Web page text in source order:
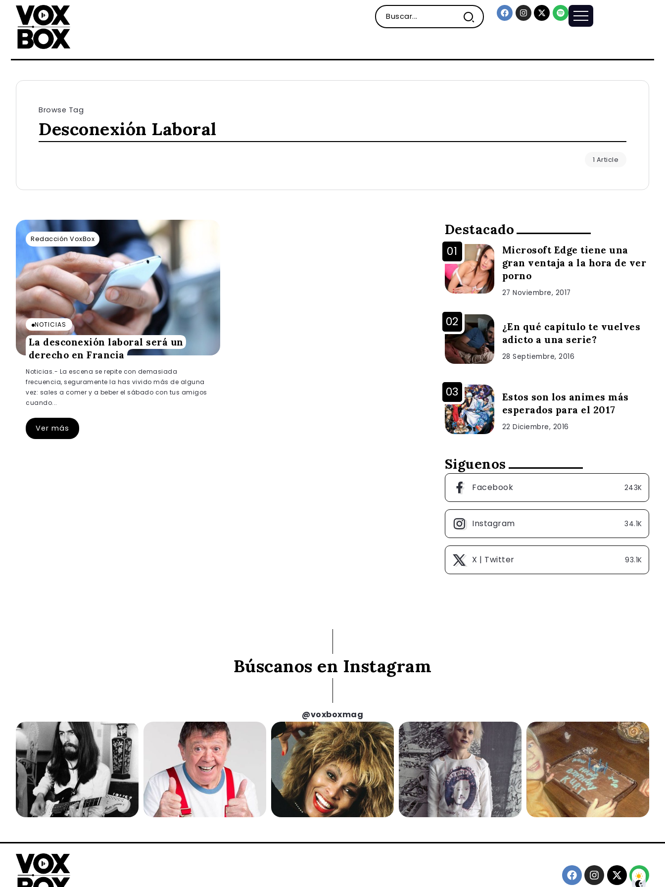
Browse Tag
Desconexión Laboral
1 Article
Redacción VoxBox
NOTICIAS
La desconexión laboral será un
derecho en Francia
Noticias.- La escena se repite con demasiada
frecuencia, seguramente la has vivido más de alguna
vez: sales a comer y a beber el sábado con tus amigos
cuando...
Ver más
Destacado
Microsoft Edge tiene una
gran ventaja a la hora de ver
porno
27 Noviembre, 2017
¿En qué capítulo te vuelves
adicto a una serie?
28 Septiembre, 2016
Estos son los animes más
esperados para el 2017
22 Diciembre, 2016
Siguenos
Facebook 243K
Instagram 34.1K
X | Twitter 93.1K
Búscanos en Instagram
@voxboxmag